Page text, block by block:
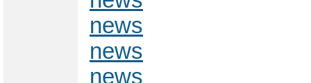
news
news
news